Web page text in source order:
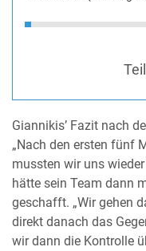
Giannikis’ Fazit nach
„Nach den ersten fünf
mussten wir uns
hätte sein Team dann
geschafft. „Wir gehen
direkt danach das
wir dann die Kontrolle